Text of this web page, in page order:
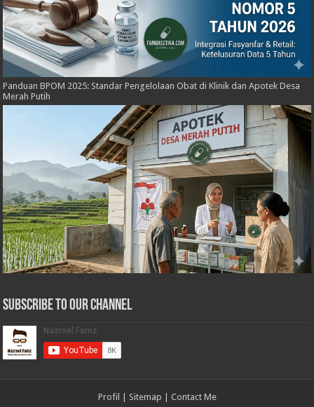
Panduan BPOM 2025: Standar Pengelolaan Obat di Klinik dan Apotek Desa
Merah Putih
Subscribe to our Channel
Profil Sitemap Contact Me